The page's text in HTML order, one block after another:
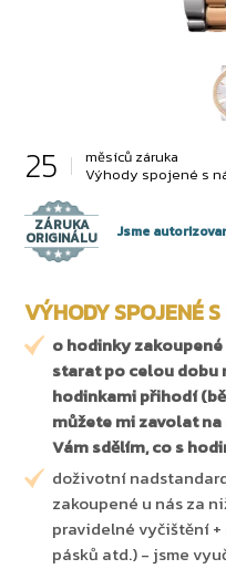
25
měsíců záruka
Výhody spojené s
ZÁRUKA
ORIGINÁLU Jsme
VÝHODY SPOJENÉ
o hodinky
starat po celou dobu
hodinkami přihodí
můžete mi zavolat
Vám sdělím, co s
doživotní
zakoupené u nás za
pravidelné vyčištění
pásků atd.) - jsme